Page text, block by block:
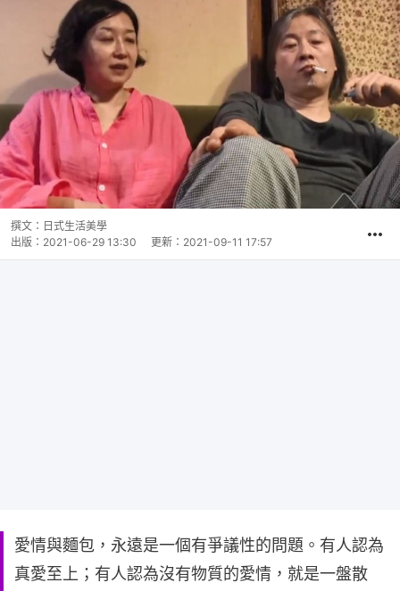
撰文： 日式生活美學
出版： 2021-06-29 13:30 更新： 2021-09-11 17:57
愛情與麵包，永遠是一個有爭議性的問題。有人認為
真愛至上；有人認為沒有物質的愛情，就是一盤散